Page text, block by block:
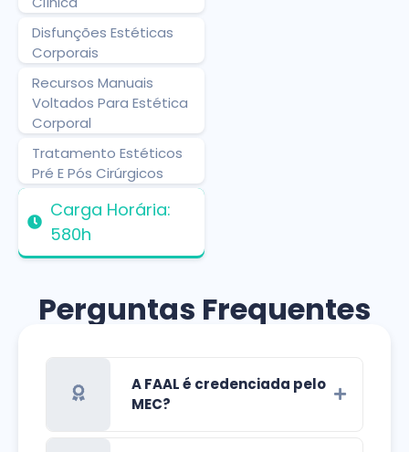
Disfunções Estéticas
Corporais
Recursos Manuais
Voltados Para Estética
Corporal
Tratamento Estéticos
Pré E Pós Cirúrgicos
Carga Horária:
580h
Perguntas Frequentes
A FAAL é credenciada pelo
MEC?